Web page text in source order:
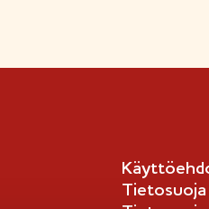
Tietosuoja